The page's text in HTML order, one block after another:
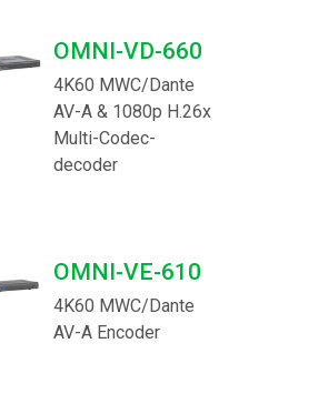
OMNI-VD-660
4K60 MWC/Dante
AV-A & 1080p H.26x
Multi-Codec-
decoder
OMNI-VE-610
4K60 MWC/Dante
AV-A Encoder